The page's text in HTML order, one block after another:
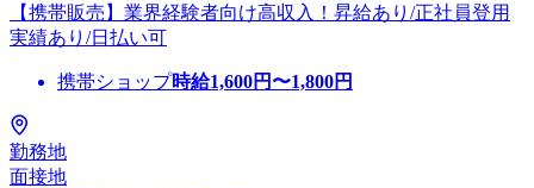
【携帯販売】業界経験者向け高収入！昇給あり/正社員登用
実績あり/日払い可
携帯ショップ時給1,600円〜1,800円
勤務地
面接地